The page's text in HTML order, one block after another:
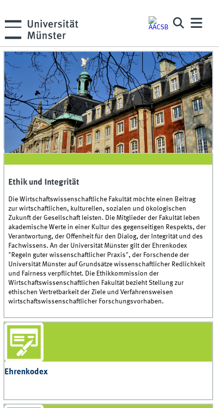
Ethik und Integrität
Die Wirtschaftswissenschaftliche Fakultät möchte einen Beitrag
zur wirtschaftlichen, kulturellen, sozialen und ökologischen
Zukunft der Gesellschaft leisten. Die Mitglieder der Fakultät leben
akademische Werte in einer Kultur des gegenseitigen Respekts, der
Verantwortung, der Offenheit für den Dialog, der Integrität und des
Fachwissens. An der Universität Münster gilt der Ehrenkodex
"Regeln guter wissenschaftlicher Praxis", der Forschende der
Universität Münster auf Grundsätze wissenschaftlicher Redlichkeit
und Fairness verpflichtet. Die Ethikkommission der
Wirtschaftswissenschaftlichen Fakultät bezieht Stellung zur
ethischen Vertretbarkeit der Ziele und Verfahrensweisen
wirtschaftswissenschaftlicher Forschungsvorhaben.
Ehrenkodex